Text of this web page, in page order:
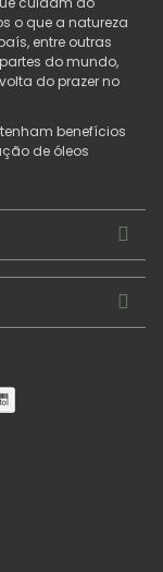
o que a natureza
entre outras
do mundo,
do prazer no
benefícios
de óleos